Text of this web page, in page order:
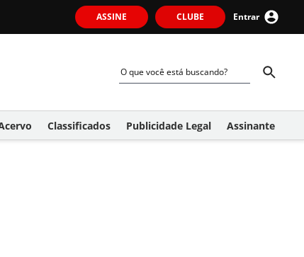
ASSINE CLUBE Entrar
Classificados Publicidade Legal Assinante